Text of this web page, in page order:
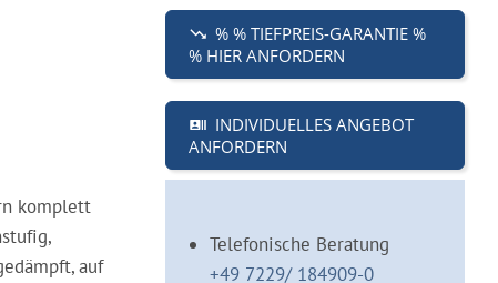
komplett
auf
% % TIEFPREIS-GARANTIE %
% HIER ANFORDERN
INDIVIDUELLES ANGEBOT
ANFORDERN
Telefonische Beratung
+49 7229/ 184909-0